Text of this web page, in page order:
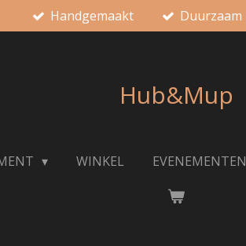
Handgemaakt Duurzaam
Hub&Mup
WINKEL EVENEMENTEN